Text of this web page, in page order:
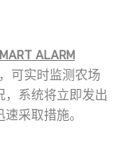
ALARM
可实时监测农场
系统将立即发出
采取措施。